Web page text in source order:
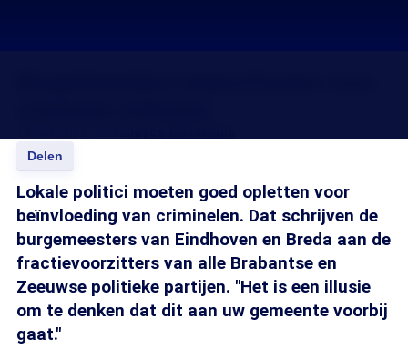
Delen
Lokale politici moeten goed opletten voor
beïnvloeding van criminelen. Dat schrijven de
burgemeesters van Eindhoven en Breda aan de
fractievoorzitters van alle Brabantse en
Zeeuwse politieke partijen. "Het is een illusie
om te denken dat dit aan uw gemeente voorbij
gaat."